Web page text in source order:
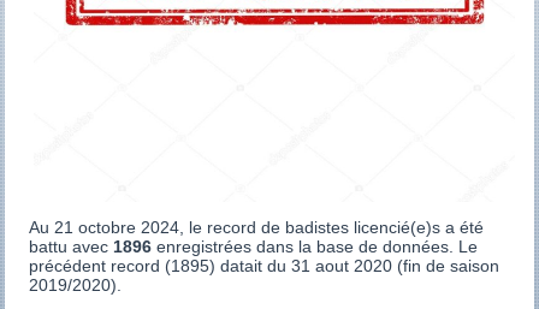
Au 21 octobre 2024, le record de badistes licencié(e)s a été
battu avec 1896 enregistrées dans la base de données. Le
précédent record (1895) datait du 31 aout 2020 (fin de saison
2019/2020).